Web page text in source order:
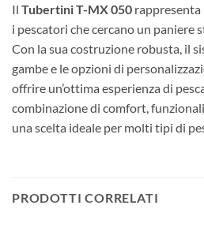
Il Tubertini T-MX 050 rappresenta
i pescatori che cercano un paniere
Con la sua costruzione robusta, il
gambe e le opzioni di
offrire un’ottima esperienza di
combinazione di comfort,
una scelta ideale per molti tipi di
PRODOTTI CORRELATI